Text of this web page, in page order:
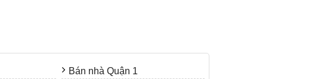
Bán nhà Quận 1